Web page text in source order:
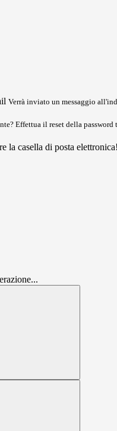
Verrà inviato un messaggio
Effettua il reset della password
la casella di posta elettronica!